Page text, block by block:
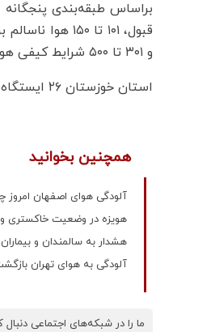
و ۳۰۱ تا ۵۰۰ شرایط کیفی هوا خطرناک است.
استان خوزستان ۲۶ ایستگاه پایش کیفی هوا دارد.
همچنین بخوانید
آلودگی هوای اصفهان امروز چهارشنبه ۲۱ آذر/ شاخص
هویزه در وضعیت خاکستری
هشدار به سالمندان و
آلودگی به هوای تهران
ما را در شبکه‌های اجتماعی دنبال